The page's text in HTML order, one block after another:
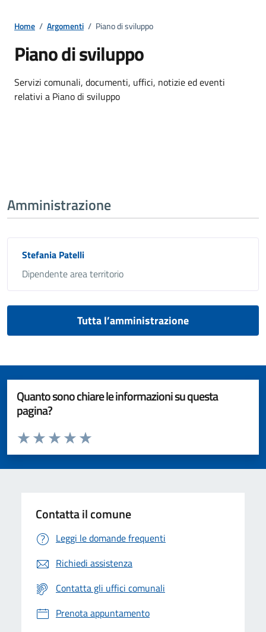
Home / Argomenti / Piano di sviluppo
Piano di sviluppo
Dettagli della notizia
Servizi comunali, documenti, uffici, notizie ed eventi
relativi a Piano di sviluppo
Amministrazione
Stefania Patelli
Dipendente area territorio
Tutta l’amministrazione
Quanto sono chiare le informazioni su questa
pagina?
Valuta da 1 a 5 stelle la pagina
Valuta 5 stelle su 5
Valuta 4 stelle su 5
Valuta 3 stelle su 5
Valuta 2 stelle su 5
Valuta 1 stelle su 5
Contatta il comune
Leggi le domande frequenti
Richiedi assistenza
Contatta gli uffici comunali
Prenota appuntamento